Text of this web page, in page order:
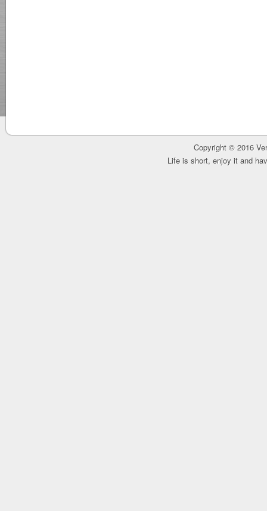
Copyright © 2016
Life is short, enjoy it and